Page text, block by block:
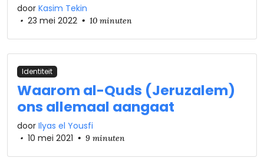
door Kasim Tekin
• 23 mei 2022 • 10 minuten
Identiteit
Waarom al-Quds (Jeruzalem)
ons allemaal aangaat
door Ilyas el Yousfi
• 10 mei 2021 • 9 minuten